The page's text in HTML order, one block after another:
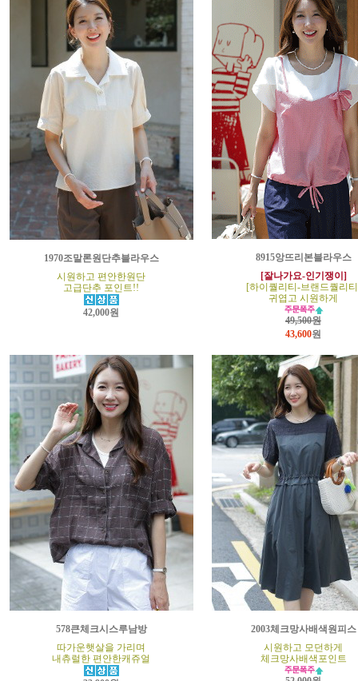
1970조말론원단추블라우스
시원하고 편안한원단
고급단추 포인트!!
42,000원
8915앙뜨리본블라우스
[잘나가요-인기쟁이]
[하이퀄리티-브랜드퀄리
귀엽고 시원하게
49,500원
43,600원
578큰체크시스루남방
따가운햇살을 가리며
내츄럴한 편안한캐쥬얼
2003체크망사배색원피스
시원하고 모던하게
체크망사배색포인트